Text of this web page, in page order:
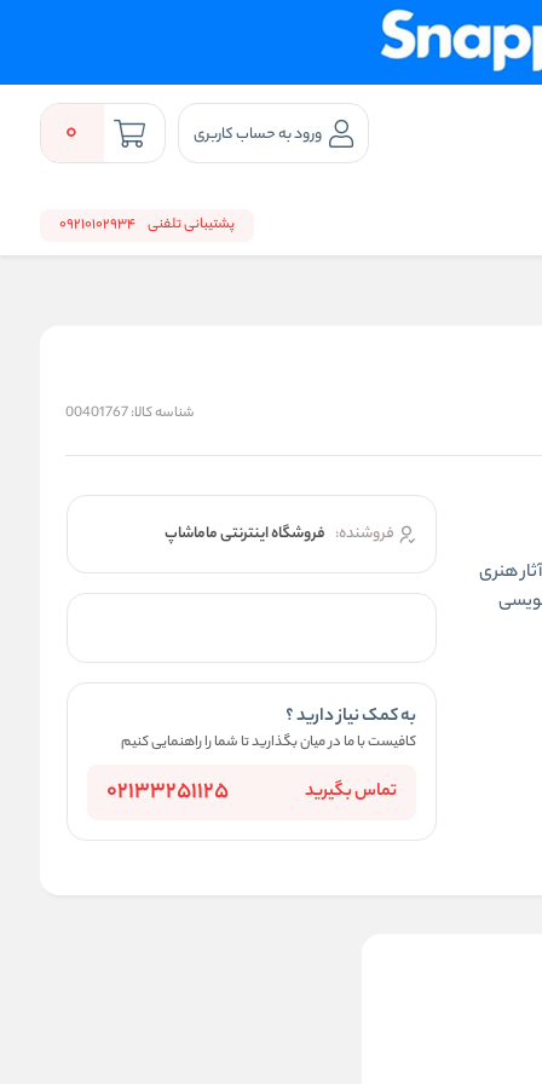
ورود به حساب کاربری 0
پشتیبانی تلفنی 09210102934
شناسه کالا:00401767
هنری
فروشنده: فروشگاه اینترنتی ماماشاپ
به کمک نیاز دارید ؟
کافیست با ما در میان بگذارید تا شما را راهنمایی کنیم
تماس بگیرید 02133251125